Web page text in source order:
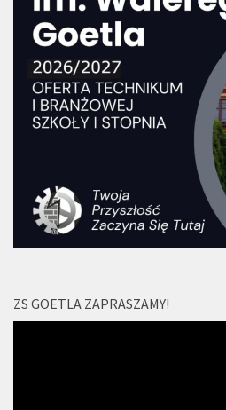
ZS GOETLA ZAPRASZAMY!